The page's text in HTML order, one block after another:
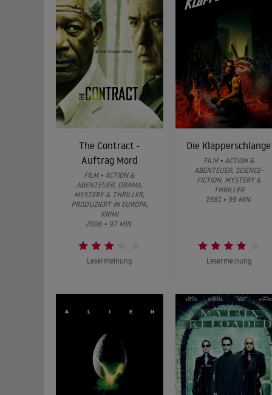
The Contract -
Auftrag Mord
FILM • ACTION &
ABENTEUER, DRAMA,
MYSTERY & THRILLER,
PRODUZIERT IN EUROPA,
KRIMI
2006 • 97 MIN.
Lesermeinung
Die Klapperschlange
FILM • ACTION &
ABENTEUER, SCIENCE-
FICTION, MYSTERY &
THRILLER
1981 • 99 MIN.
Lesermeinung